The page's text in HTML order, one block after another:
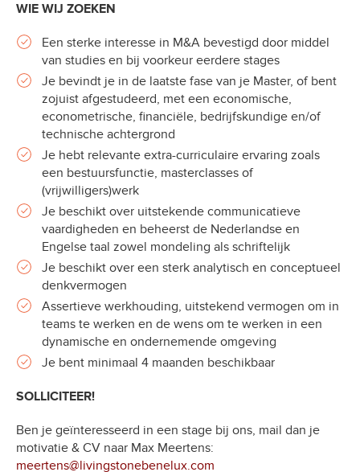
WIE WIJ ZOEKEN
Een sterke interesse in M&A bevestigd door middel
van studies en bij voorkeur eerdere stages
Je bevindt je in de laatste fase van je Master, of bent
zojuist afgestudeerd, met een economische,
econometrische, financiële, bedrijfskundige en/of
technische achtergrond
Je hebt relevante extra-curriculaire ervaring zoals
een bestuursfunctie, masterclasses of
(vrijwilligers)werk
Je beschikt over uitstekende communicatieve
vaardigheden en beheerst de Nederlandse en
Engelse taal zowel mondeling als schriftelijk
Je beschikt over een sterk analytisch en conceptueel
denkvermogen
Assertieve werkhouding, uitstekend vermogen om in
teams te werken en de wens om te werken in een
dynamische en ondernemende omgeving
Je bent minimaal 4 maanden beschikbaar
SOLLICITEER!
Ben je geïnteresseerd in een stage bij ons, mail dan je
motivatie & CV naar Max Meertens:
meertens@livingstonebenelux.com